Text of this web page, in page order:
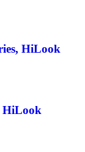
HiLook
HiLook